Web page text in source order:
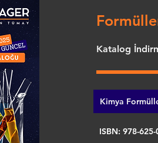
Katalog
Kimya
ISBN: 978-